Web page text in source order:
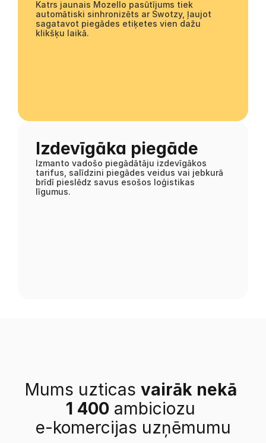
Katrs jaunais Mozello pasūtījums tiek
automātiski sinhronizēts ar Swotzy, ļaujot
sagatavot piegādes etiķetes vien dažu
klikšķu laikā.
Izdevīgāka piegāde
Izmanto vadošo piegādātāju izdevīgākos
tarifus, salīdzini piegādes veidus vai jebkurā
brīdī pieslēdz savus esošos loģistikas
līgumus.
Mums uzticas vairāk nekā
1 400 ambiciozu
e-komercijas uzņēmumu